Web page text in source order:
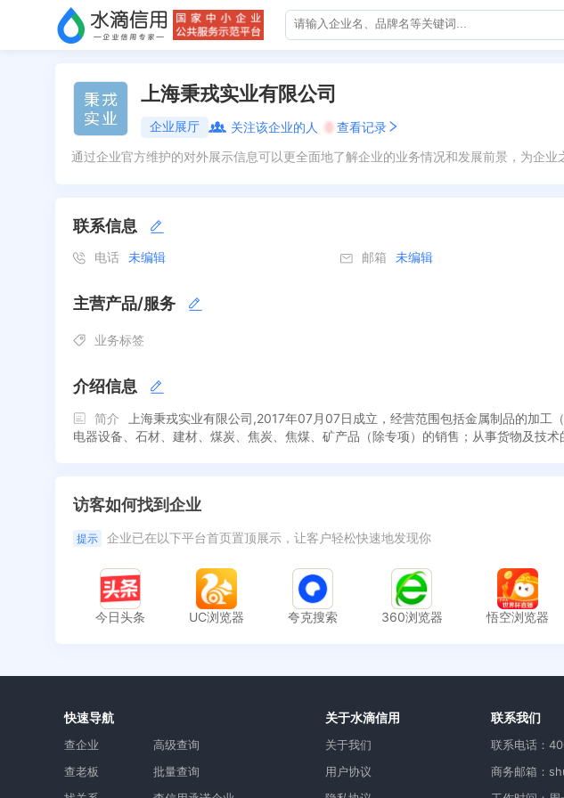
上海秉戎实业有限公司
企业展厅 关注该企业的人 0 查看记录
通过企业官方维护的对外展示信息可以更全面地了解企业的业务情况和发展前景，为企业
联系信息
电话 未编辑 邮箱 未编辑
主营产品/服务
业务标签
介绍信息
简介
上海秉戎实业有限公司,2017年07月07日成立，经营范围包括金属制品的加工
电器设备、石材、建材、煤炭、焦炭、焦煤、矿产品（除专项）的销售；从事货物及技
访客如何找到企业
提示 企业已在以下平台首页置顶展示，让客户轻松快速地发现你
今日头条 UC浏览器 夸克搜索 360浏览器 悟空浏览器
快速导航
查企业
查老板
高级查询
批量查询
关于水滴信用
关于我们
用户协议
联系我们
联系电话：
商务邮箱：